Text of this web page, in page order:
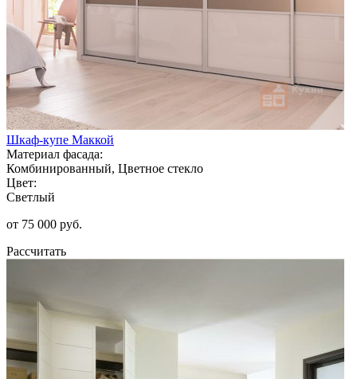
Шкаф-купе Маккой
Материал фасада:
Комбинированный, Цветное стекло
Цвет:
Светлый
от 75 000 руб.
Рассчитать